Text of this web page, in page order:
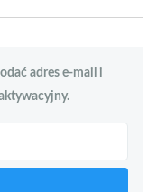
adres e-mail i